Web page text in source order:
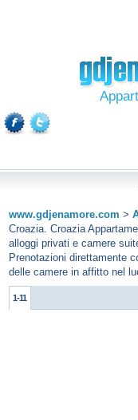
www.gdjenamore.com >
Croazia. Croazia
alloggi privati e camere
Prenotazioni direttamente
delle camere in affitto nel
1-11